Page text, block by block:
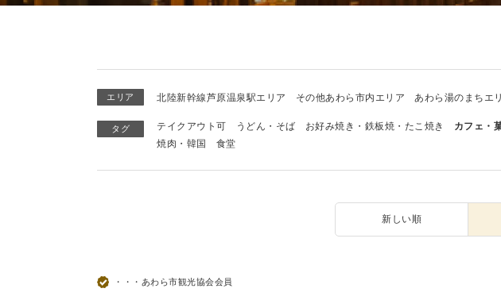
エリア 北陸新幹線芦原温泉駅エリア その他あわら市内エリア あわら湯のまちエ
タグ テイクアウト可 うどん・そば お好み焼き・鉄板焼・たこ焼き カフェ・
焼肉・韓国
食堂
新しい順
・・・あわら市観光協会会員